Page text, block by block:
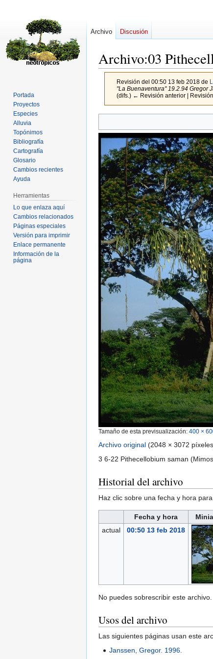
Archivo:03
Revisión del 00:50 13 feb 2018 de
"La Buenaventura" 19.2.94 Gregor
(difs.) ← Revisión anterior |
a
la
navegación
a
la
búsqueda
Tamaño de esta previsualización: 400 ×
Archivo original (2048 × 3072
3 6-22 Pithecellobium saman
Historial del archivo
Haz clic sobre una fecha y hora
Fecha y hora
actual
00:50 13 feb 2018
No puedes sobrescribir este archivo.
Usos del archivo
Las siguientes páginas usan este
Janssen, Gregor. 1996.
Archivo Discusión
Portada
Proyectos
Especies
Alluvia
Topónimos
Bibliografía
Cartografía
Glosario
Cambios recientes
Ayuda
Herramientas
Lo que enlaza aquí
Cambios relacionados
Páginas especiales
Versión para imprimir
Enlace permanente
Información de la
página